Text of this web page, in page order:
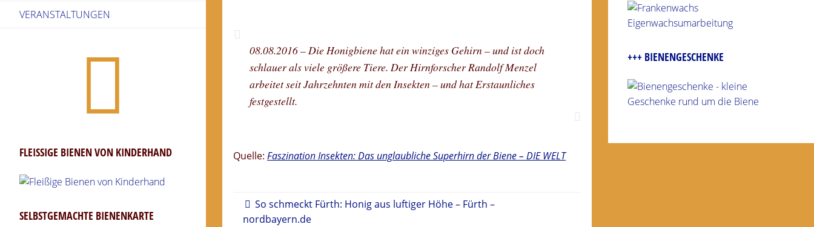
08.08.2016– Die Honigbiene hat ein winziges Gehirn – und ist doch
schlauer als viele größere Tiere. Der Hirnforscher Randolf Menzel
arbeitet seit Jahrzehnten mit den Insekten – und hat Erstaunliches
festgestellt.
Quelle:Faszination Insekten: Das unglaubliche Superhirn der Biene – DIE WELT
So schmeckt Fürth: Honig aus luftiger Höhe – Fürth –
nordbayern.de
VERANSTALTUNGEN
FLEISSIGE BIENEN VON KINDERHAND
SELBSTGEMACHTE BIENENKARTE
+++ BIENENGESCHENKE